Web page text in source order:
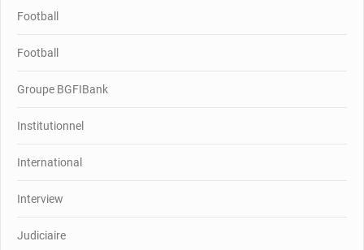
Football
Football
Groupe BGFIBank
Institutionnel
International
Interview
Judiciaire